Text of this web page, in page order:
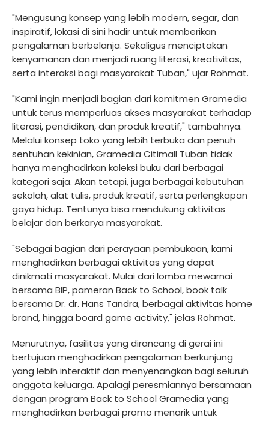
"Mengusung konsep yang lebih modern, segar, dan
inspiratif, lokasi di sini hadir untuk memberikan
pengalaman berbelanja. Sekaligus menciptakan
kenyamanan dan menjadi ruang literasi, kreativitas,
serta interaksi bagi masyarakat Tuban," ujar Rohmat.
"Kami ingin menjadi bagian dari komitmen Gramedia
untuk terus memperluas akses masyarakat terhadap
literasi, pendidikan, dan produk kreatif," tambahnya.
Melalui konsep toko yang lebih terbuka dan penuh
sentuhan kekinian, Gramedia Citimall Tuban tidak
hanya menghadirkan koleksi buku dari berbagai
kategori saja. Akan tetapi, juga berbagai kebutuhan
sekolah, alat tulis, produk kreatif, serta perlengkapan
gaya hidup. Tentunya bisa mendukung aktivitas
belajar dan berkarya masyarakat.
"Sebagai bagian dari perayaan pembukaan, kami
menghadirkan berbagai aktivitas yang dapat
dinikmati masyarakat. Mulai dari lomba mewarnai
bersama BIP, pameran Back to School, book talk
bersama Dr. dr. Hans Tandra, berbagai aktivitas home
brand, hingga board game activity," jelas Rohmat.
Menurutnya, fasilitas yang dirancang di gerai ini
bertujuan menghadirkan pengalaman berkunjung
yang lebih interaktif dan menyenangkan bagi seluruh
anggota keluarga. Apalagi peresmiannya bersamaan
dengan program Back to School Gramedia yang
menghadirkan berbagai promo menarik untuk